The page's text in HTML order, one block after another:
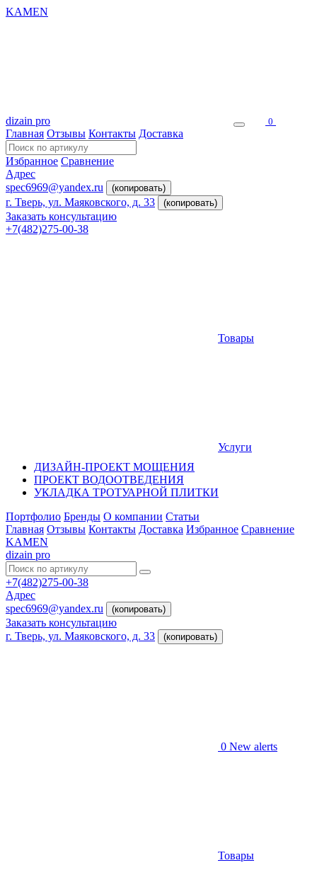
KAMEN
dizain pro 0
Главная Отзывы Контакты Доставка
Избранное Сравнение
Адрес
spec6969@yandex.ru
(копировать)
г. Тверь, ул. Маяковского, д. 33 (копировать)
Заказать консультацию
+7(482)275-00-38
Товары
Услуги
ДИЗАЙН-ПРОЕКТ МОЩЕНИЯ
ПРОЕКТ ВОДООТВЕДЕНИЯ
УКЛАДКА ТРОТУАРНОЙ ПЛИТКИ
Портфолио Бренды О компании Статьи
Главная Отзывы Контакты Доставка Избранное Сравнение
KAMEN
dizain pro
+7(482)275-00-38
Адрес
spec6969@yandex.ru
(копировать)
Заказать консультацию
г. Тверь, ул. Маяковского, д. 33
(копировать)
0 New alerts
Товары